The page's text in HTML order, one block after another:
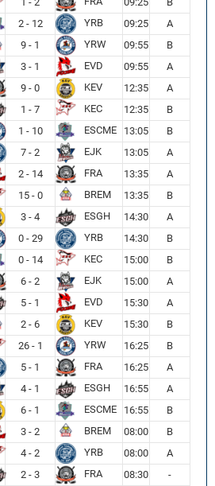
2 - 12 YRB 09:25
A
9 - 1 YRW 09:55
B
3 - 1 EVD 09:55
A
9 - 0 KEV 12:35
A
1 - 7 KEC 12:35
B
1 - 10 ESCME 13:05
B
7 - 2 EJK 13:05
A
2 - 14 FRA 13:35
A
15 - 0 BREM 13:35
B
3 - 4 ESGH 14:30
A
0 - 29 YRB 14:30
B
0 - 14 KEC 15:00
B
6 - 2 EJK 15:00
A
5 - 1 EVD 15:30
A
2 - 6 KEV 15:30
B
26 - 1 YRW 16:25
B
5 - 1 FRA 16:25
A
4 - 1 ESGH 16:55
A
6 - 1 ESCME 16:55
B
3 - 2 BREM 08:00
B
4 - 2 YRB 08:00
A
2 - 3 FRA 08:30
-